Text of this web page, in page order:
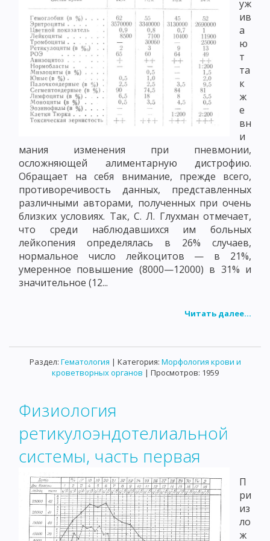
уж
ив
а
ю
т
та
к
ж
е
вн
и
мания изменения при пневмонии,
осложняющей алиментарную дистрофию.
Обращает на себя внимание, прежде всего,
противоречивость данных, представленных
различными авторами, полученных при очень
близких условиях. Так, С. Л. Глухман отмечает,
что среди наблюдавшихся им больных
лейкопения определялась в 26% случаев,
нормальное число лейкоцитов — в 21%,
умеренное повышение (8000—12000) в 31% и
значительное (12...
Читать далее...
Раздел: Гематология | Категория: Морфология крови и
кроветворных органов | Просмотров: 1959
Физиология
ретикулоэндотелиальной
системы, часть первая
П
ри
из
ло
ж